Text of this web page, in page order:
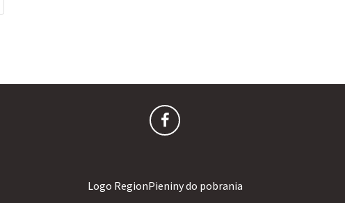
Logo RegionPieniny do pobrania